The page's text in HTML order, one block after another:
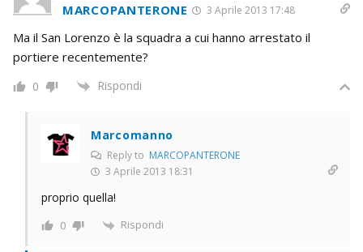
MARCOPANTERONE 3 Aprile 2013 17:48
Ma il San Lorenzo è la squadra a cui hanno arrestato il
portiere recentemente?
0 Rispondi
Marcomanno
Reply to MARCOPANTERONE
3 Aprile 2013 18:31
proprio quella!
0 Rispondi